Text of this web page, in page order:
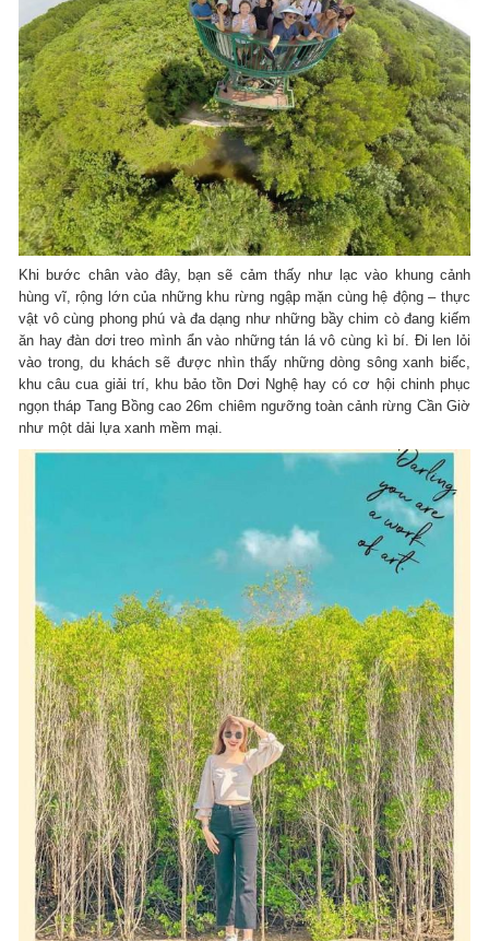
Khi bước chân vào đây, bạn sẽ cảm thấy như lạc vào khung cảnh
hùng vĩ, rộng lớn của những khu rừng ngập mặn cùng hệ động – thực
vật vô cùng phong phú và đa dạng như những bầy chim cò đang kiếm
ăn hay đàn dơi treo mình ẩn vào những tán lá vô cùng kì bí. Đi len lỏi
vào trong, du khách sẽ được nhìn thấy những dòng sông xanh biếc,
khu câu cua giải trí, khu bảo tồn Dơi Nghệ hay có cơ hội chinh phục
ngọn tháp Tang Bồng cao 26m chiêm ngưỡng toàn cảnh rừng Cần Giờ
như một dải lựa xanh mềm mại.